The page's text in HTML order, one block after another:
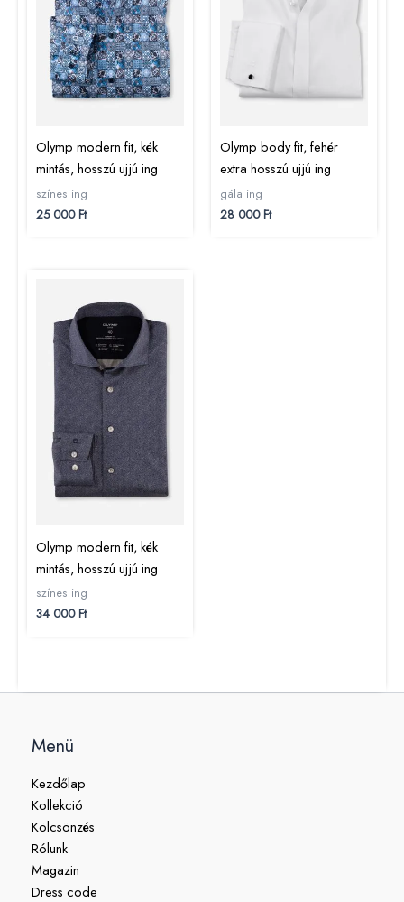
Olymp modern fit, kék
mintás, hosszú ujjú ing
színes ing
25 000Ft
Olymp body fit, fehér
extra hosszú ujjú ing
gála ing
28 000Ft
Olymp modern fit, kék
mintás, hosszú ujjú ing
színes ing
34 000Ft
Menü
Kezdőlap
Kollekció
Kölcsönzés
Rólunk
Magazin
Dress code